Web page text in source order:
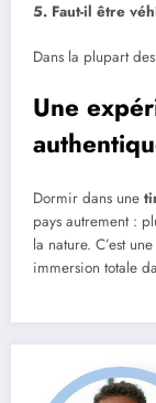
5. Faut-il être
Dans la plupart
Une
Dormir dans une
pays autrement :
la nature. C’est
immersion totale